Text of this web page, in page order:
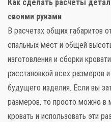
Как сделать расчеты
своими руками
В расчетах общих габаритов
спальных мест и общей
изготовления и сборки
расстановкой всех размеров
будущего изделия. Если вы
размеров, то просто можно в
кровать и использовать эти